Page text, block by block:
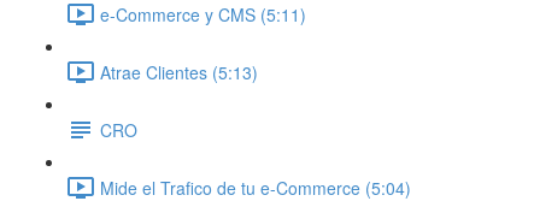
e-Commerce y CMS (5:11)
Atrae Clientes (5:13)
CRO
Mide el Trafico de tu e-Commerce (5:04)